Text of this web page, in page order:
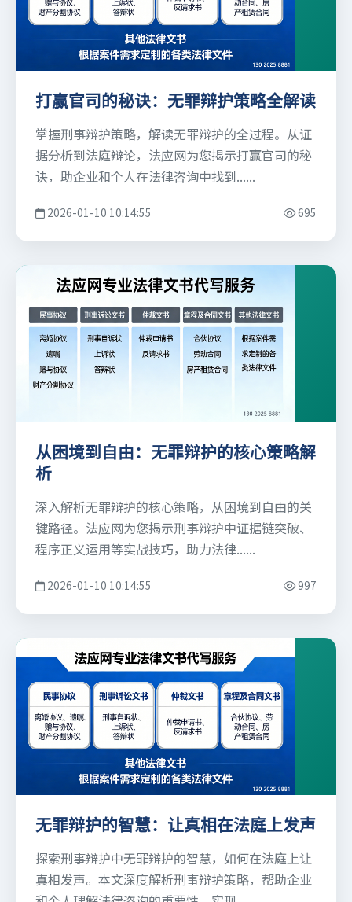
打赢官司的秘诀：无罪辩护策略全解读
掌握刑事辩护策略，解读无罪辩护的全过程。从证
据分析到法庭辩论，法应网为您揭示打赢官司的秘
诀，助企业和个人在法律咨询中找到......
2026-01-10 10:14:55 695
从困境到自由：无罪辩护的核心策略解
析
深入解析无罪辩护的核心策略，从困境到自由的关
键路径。法应网为您揭示刑事辩护中证据链突破、
程序正义运用等实战技巧，助力法律......
2026-01-10 10:14:55 997
无罪辩护的智慧：让真相在法庭上发声
探索刑事辩护中无罪辩护的智慧，如何在法庭上让
真相发声。本文深度解析刑事辩护策略，帮助企业